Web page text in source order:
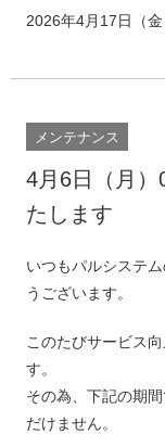
2026年4月17日（
メンテナンス
4月6日（月
たします
いつもパルシステ
うございます。
このたびサービス
す。
その為、下記の期
だけません。